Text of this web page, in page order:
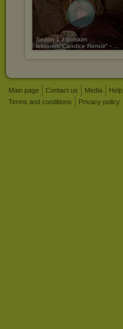
Sezon 1 z polskim
lektorem"Candice Renoir" - ...
Main page Contact us Media Help
Terms and conditions
Privacy policy